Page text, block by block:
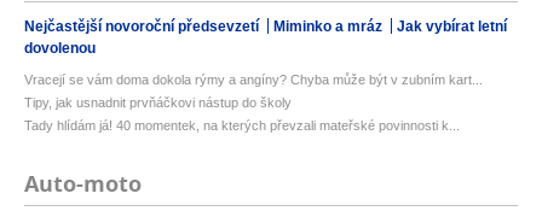
Nejčastější novoroční předsevzetí Miminko a mráz
Jak vybírat letní
dovolenou
Vracejí se vám doma dokola rýmy a angíny? Chyba může být v zubním kart...
Tipy, jak usnadnit prvňáčkovi nástup do školy
Tady hlídám já! 40 momentek, na kterých převzali mateřské povinnosti k...
Auto-moto